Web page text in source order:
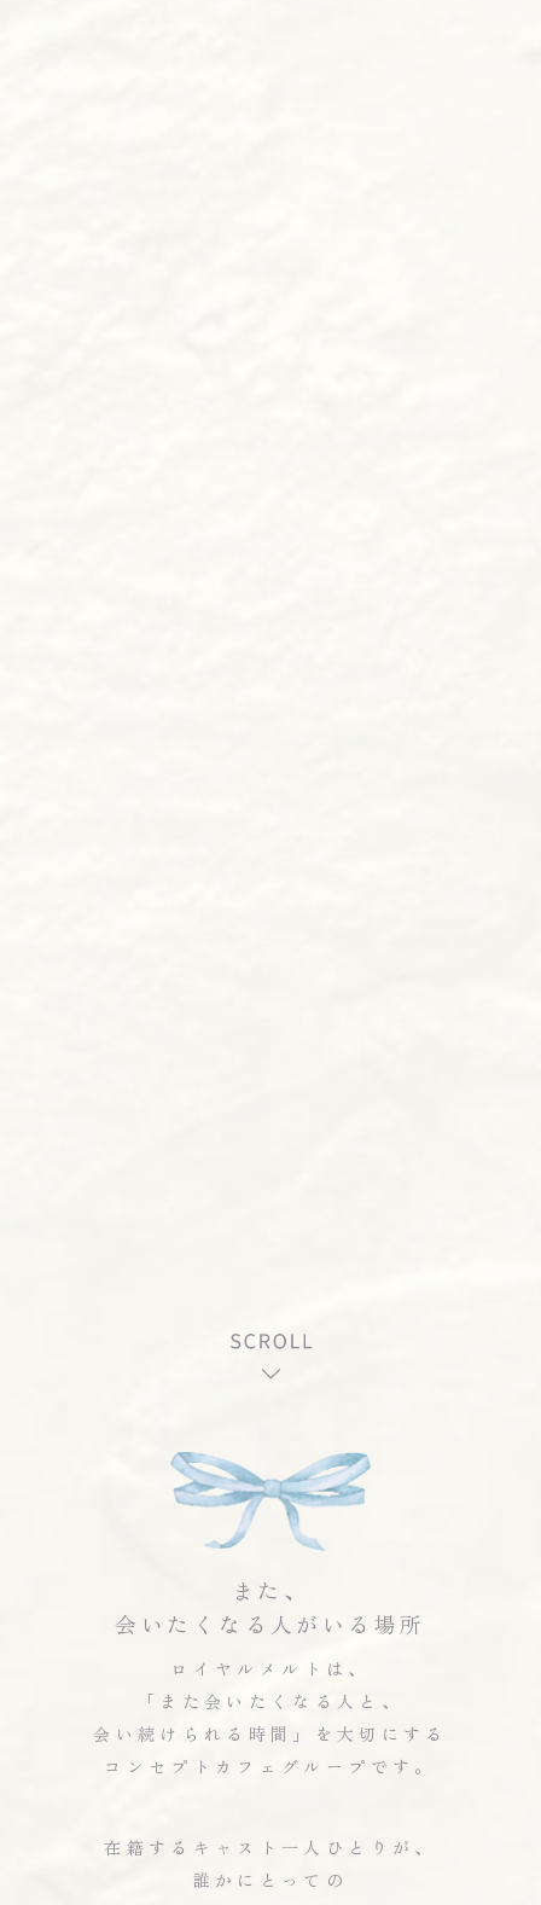
また、
会いたくなる人がいる場所
ロイヤルメルトは、
「また会いたくなる人と、
会い続けられる時間」を大切にする
コンセプトカフェグループです。
在籍するキャスト一人ひとりが、
誰かにとっての